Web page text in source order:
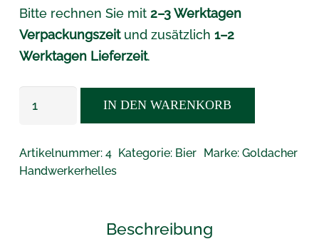
Bitte rechnen Sie mit 2–3 Werktagen
Verpackungszeitund zusätzlich 1–2
Werktagen Lieferzeit.
Bier
IN DEN WARENKORB
Artikelnummer: 4 Kategorie: Bier Marke: Goldacher
Handwerkerhelles
Beschreibung